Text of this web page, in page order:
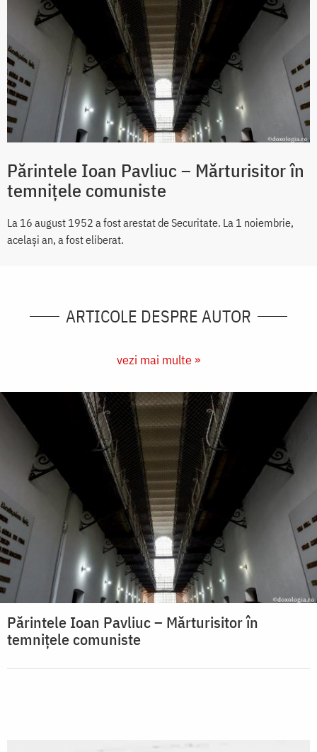
Părintele Ioan Pavliuc – Mărturisitor în
temnițele comuniste
La 16 august 1952 a fost arestat de Securitate. La 1 noiembrie,
același an, a fost eliberat.
ARTICOLE DESPRE AUTOR
vezi mai multe »
Părintele Ioan Pavliuc – Mărturisitor în
temnițele comuniste